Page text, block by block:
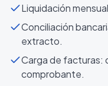
Liquidación
Conciliación
extracto.
Carga de facturas:
comprobante.